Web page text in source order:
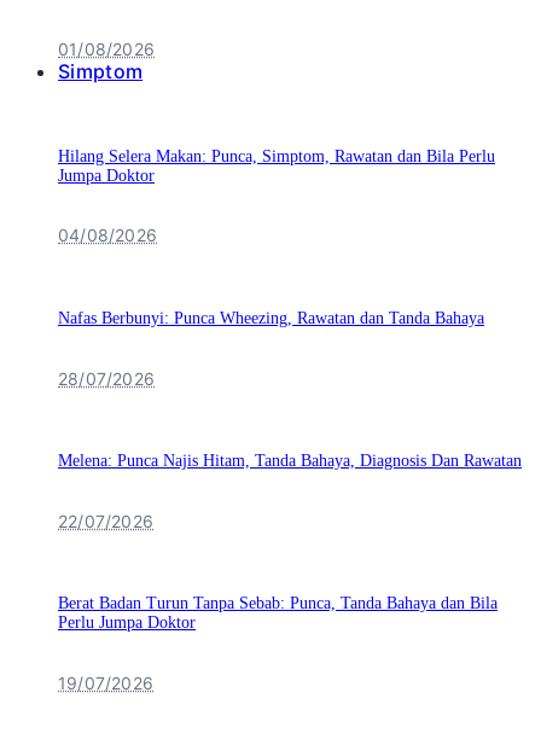
01/08/2026
Simptom
Hilang Selera Makan: Punca, Simptom, Rawatan dan Bila Perlu
Jumpa Doktor
04/08/2026
Nafas Berbunyi: Punca Wheezing, Rawatan dan Tanda Bahaya
28/07/2026
Melena: Punca Najis Hitam, Tanda Bahaya, Diagnosis Dan Rawatan
22/07/2026
Berat Badan Turun Tanpa Sebab: Punca, Tanda Bahaya dan Bila
Perlu Jumpa Doktor
19/07/2026